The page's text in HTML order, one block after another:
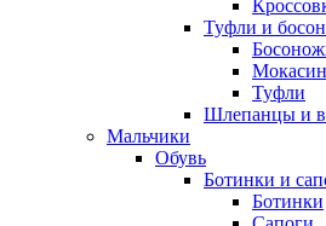
Туфли и
Туфли
Шлепанцы и
Мальчики
Обувь
Ботинки и
Ботинки